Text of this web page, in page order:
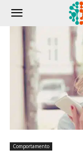
Comportamento